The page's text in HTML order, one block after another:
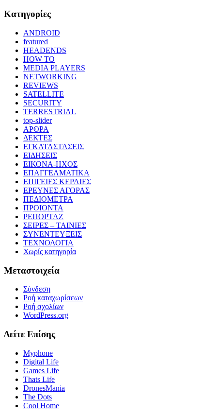
Kατηγορίες
ANDROID
featured
HEADENDS
HOW TO
MEDIA PLAYERS
NETWORKING
REVIEWS
SATELLITE
SECURITY
TERRESTRIAL
top-slider
ΑΡΘΡΑ
ΔΕΚΤΕΣ
ΕΓΚΑΤΑΣΤΑΣΕΙΣ
ΕΙΔΗΣΕΙΣ
ΕΙΚΟΝΑ-ΗΧΟΣ
ΕΠΑΓΓΕΛΜΑΤΙΚΑ
ΕΠΙΓΕΙΕΣ ΚΕΡΑΙΕΣ
ΕΡΕΥΝΕΣ ΑΓΟΡΑΣ
ΠΕΔΙΟΜΕΤΡΑ
ΠΡΟΙΟΝΤΑ
ΡΕΠΟΡΤΑΖ
ΣΕΙΡΕΣ – ΤΑΙΝΙΕΣ
ΣΥΝΕΝΤΕΥΞΕΙΣ
ΤΕΧΝΟΛΟΓΙΑ
Χωρίς κατηγορία
Μεταστοιχεία
Σύνδεση
Ροή καταχωρίσεων
Ροή σχολίων
WordPress.org
Δείτε Επίσης
Myphone
Digital Life
Games Life
Thats Life
DronesMania
The Dots
Cool Home